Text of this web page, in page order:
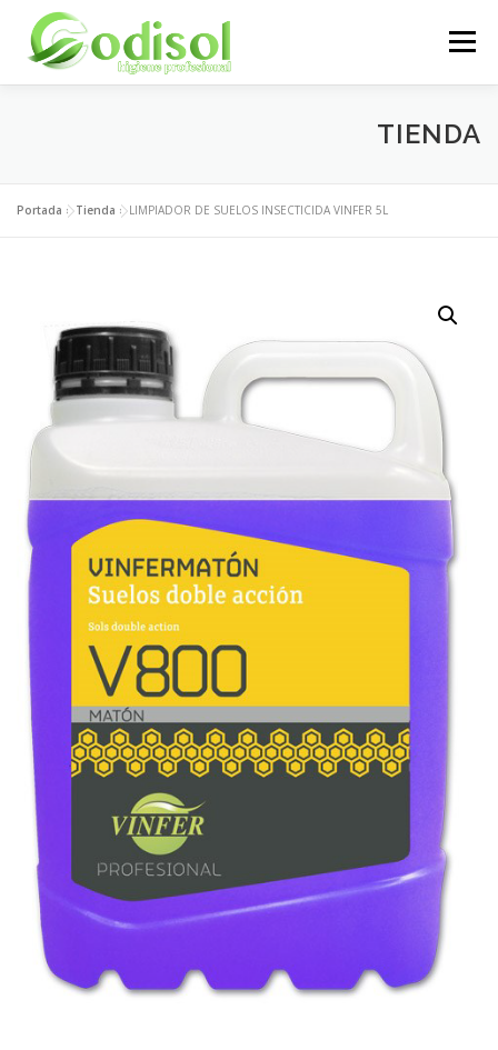
contenido
Menú
ÁREA CLIENTES CONTACTO
TIENDA
Portada »Tienda »LIMPIADOR DE SUELOS INSECTICIDA VINFER 5L